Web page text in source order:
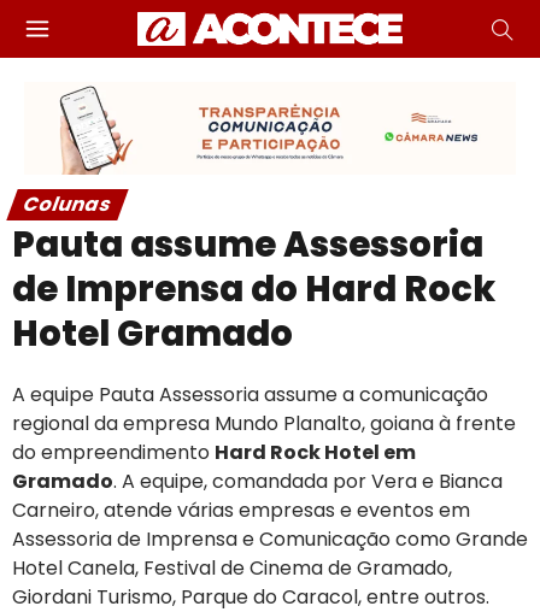
Colunas
Pauta assume Assessoria
de Imprensa do Hard Rock
Hotel Gramado
A equipe Pauta Assessoria assume a comunicação
regional da empresa Mundo Planalto, goiana à frente
do empreendimento Hard Rock Hotel em
Gramado. A equipe, comandada por Vera e Bianca
Carneiro, atende várias empresas e eventos em
Assessoria de Imprensa e Comunicação como Grande
Hotel Canela, Festival de Cinema de Gramado,
Giordani Turismo, Parque do Caracol, entre outros.